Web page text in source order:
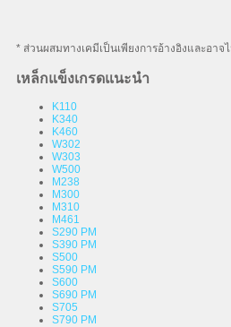
* ส่วนผสมทางเคมีเป็นเพียงการอ้างอิงและอาจ
เหล็กแข็งเกรดแนะนำ
K110
K340
K460
W302
W303
W500
M238
M300
M310
M461
S290 PM
S390 PM
S500
S590 PM
S600
S690 PM
S705
S790 PM